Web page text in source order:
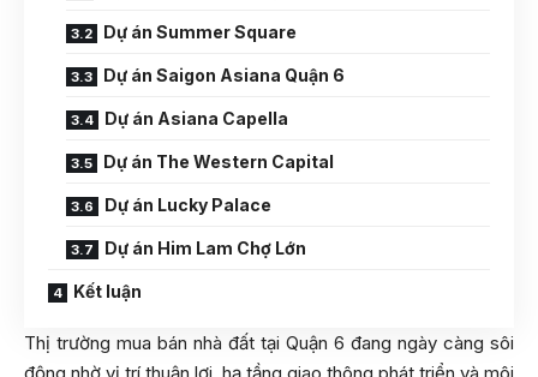
Dự án Summer Square
Dự án Saigon Asiana Quận 6
Dự án Asiana Capella
Dự án The Western Capital
Dự án Lucky Palace
Dự án Him Lam Chợ Lớn
Kết luận
Thị trường mua bán nhà đất tại Quận 6 đang ngày càng sôi